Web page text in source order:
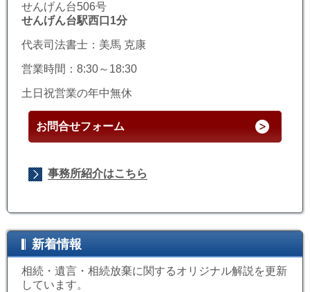
せんげん台506号
せんげん台駅西口1分
代表司法書士：美馬 克康
営業時間：8:30～18:30
土日祝営業の年中無休
お問合せフォーム
事務所紹介はこちら
新着情報
相続・遺言・相続放棄に関するオリジナル解説を更新
しています。